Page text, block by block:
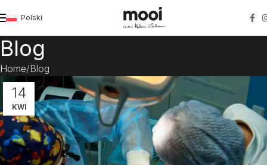
Polski
Blog
Home Blog
14
KWI